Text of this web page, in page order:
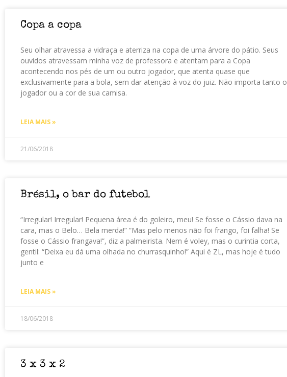
Copa a copa
Seu olhar atravessa a vidraça e aterriza na copa de uma árvore do pátio. Seus
ouvidos atravessam minha voz de professora e atentam para a Copa
acontecendo nos pés de um ou outro jogador, que atenta quase que
exclusivamente para a bola, sem dar atenção à voz do juiz. Não importa tanto o
jogador ou a cor de sua camisa.
LEIA MAIS »
21/06/2018
Brésil, o bar do futebol
“Irregular! Irregular! Pequena área é do goleiro, meu! Se fosse o Cássio dava na
cara, mas o Belo… Bela merda!” “Mas pelo menos não foi frango, foi falha! Se
fosse o Cássio frangava!”, diz a palmeirista. Nem é voley, mas o curintia corta,
gentil: “Deixa eu dá uma olhada no churrasquinho!” Aqui é ZL, mas hoje é tudo
junto e
LEIA MAIS »
18/06/2018
3 x 3 x 2